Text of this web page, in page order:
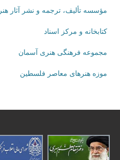
مؤسسه تألیف، ترجمه و نشر آثار هنری
کتابخانه و مرکز اسناد
مجموعه فرهنگی هنری آسمان
موزه هنرهای‌ معاصر فلسطین